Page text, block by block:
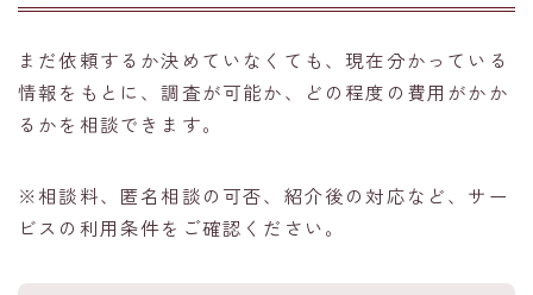
まだ依頼するか決めていなくても、現在分かっている
情報をもとに、調査が可能か、どの程度の費用がかか
るかを相談できます。
※相談料、匿名相談の可否、紹介後の対応など、サー
ビスの利用条件をご確認ください。